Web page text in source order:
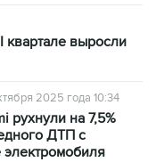
выросли
2025 года 10:34
рухнули на 7,5%
ДТП с
электромобиля